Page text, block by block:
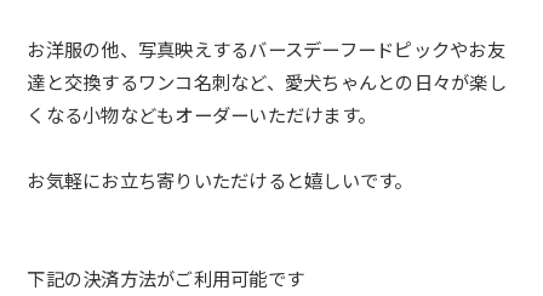
お洋服の他、写真映えするバースデーフードピックやお友
達と交換するワンコ名刺など、愛犬ちゃんとの日々が楽し
くなる小物などもオーダーいただけます。
お気軽にお立ち寄りいただけると嬉しいです。
下記の決済方法がご利用可能です